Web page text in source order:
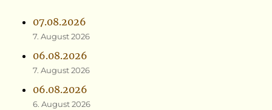
07.08.2026
7. August 2026
06.08.2026
7. August 2026
06.08.2026
6. August 2026